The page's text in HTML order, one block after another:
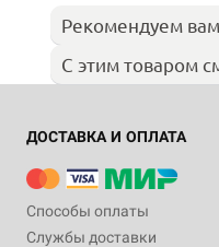
Рекомендуем вам
С этим товаром
ДОСТАВКА И ОПЛАТА
Способы оплаты
Службы доставки